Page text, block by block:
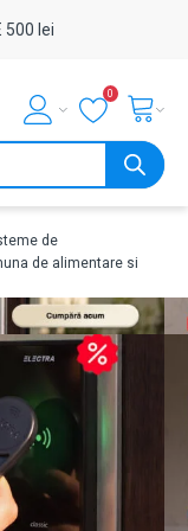
500 lei
0
de
de alimentare si